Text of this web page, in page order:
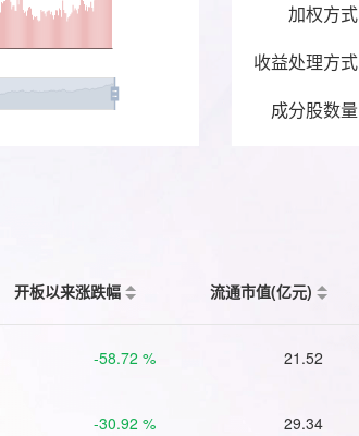
加权方式
收益处理方式
成分股数量
开板以来涨跌幅 流通市值(亿元)
-58.72 % 21.52
-30.92 % 29.34